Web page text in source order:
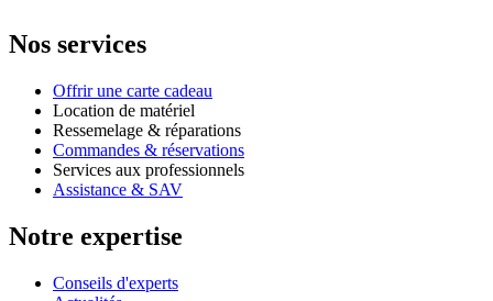
Nos services
Offrir une carte cadeau
Location de matériel
Ressemelage & réparations
Commandes & réservations
Services aux professionnels
Assistance & SAV
Notre expertise
Conseils d'experts